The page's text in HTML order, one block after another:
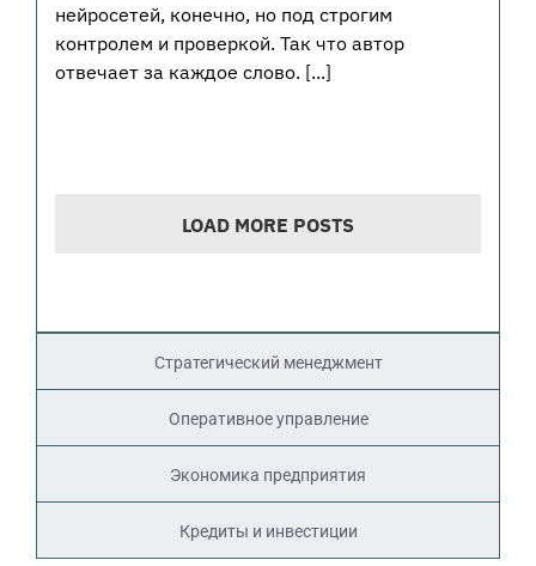
нейросетей, конечно, но под строгим
контролем и проверкой. Так что автор
отвечает за каждое слово. [...]
LOAD MORE POSTS
Стратегический менеджмент
Оперативное управление
Экономика предприятия
Кредиты и инвестиции